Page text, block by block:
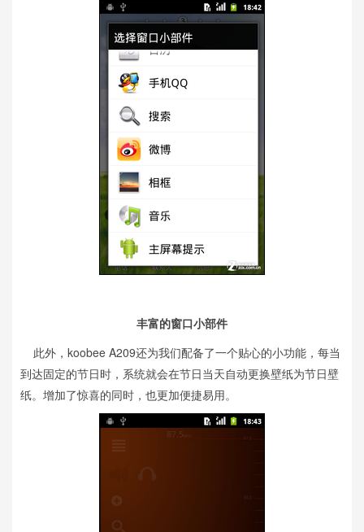
丰富的窗口小部件
此外，koobee A209还为我们配备了一个贴心的小功能，每当
到达固定的节日时，系统就会在节日当天自动更换壁纸为节日壁
纸。增加了惊喜的同时，也更加便捷易用。